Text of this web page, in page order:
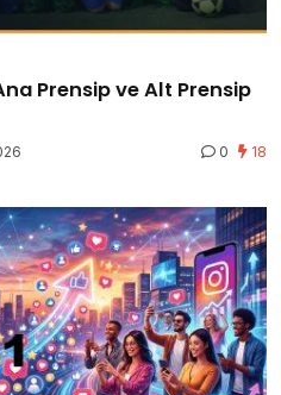
Prensip ve Alt Prensip
0 18